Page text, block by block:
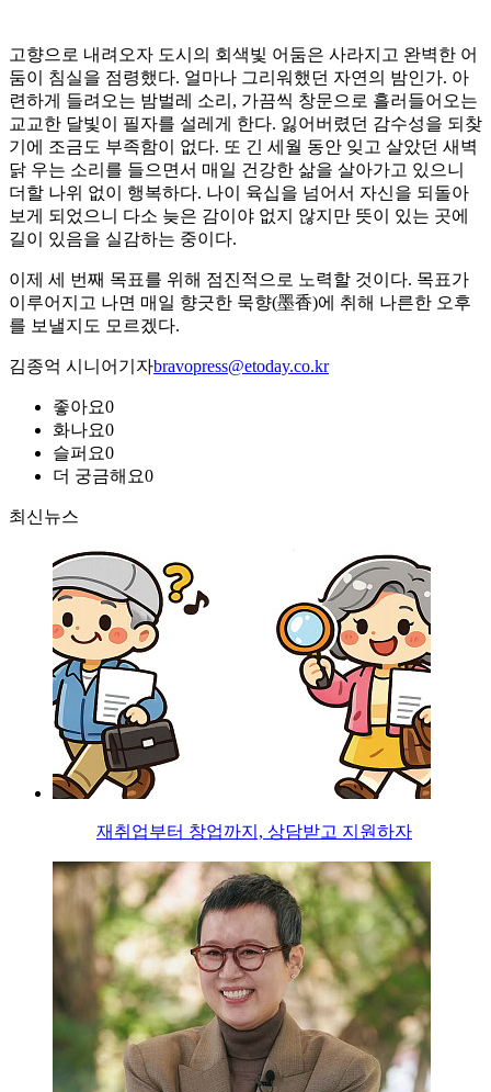
고향으로 내려오자 도시의 회색빛 어둠은 사라지고 완벽한 어
둠이 침실을 점령했다. 얼마나 그리워했던 자연의 밤인가. 아
련하게 들려오는 밤벌레 소리, 가끔씩 창문으로 흘러들어오는
교교한 달빛이 필자를 설레게 한다. 잃어버렸던 감수성을 되찾
기에 조금도 부족함이 없다. 또 긴 세월 동안 잊고 살았던 새벽
닭 우는 소리를 들으면서 매일 건강한 삶을 살아가고 있으니
더할 나위 없이 행복하다. 나이 육십을 넘어서 자신을 되돌아
보게 되었으니 다소 늦은 감이야 없지 않지만 뜻이 있는 곳에
길이 있음을 실감하는 중이다.
이제 세 번째 목표를 위해 점진적으로 노력할 것이다. 목표가
이루어지고 나면 매일 향긋한 묵향(墨香)에 취해 나른한 오후
를 보낼지도 모르겠다.
김종억 시니어기자bravopress@etoday.co.kr
좋아요0
화나요0
슬퍼요0
더 궁금해요0
최신뉴스
재취업부터 창업까지, 상담받고 지원하자